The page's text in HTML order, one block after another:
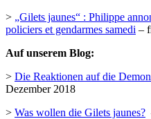
> „Gilets jaunes“ : Philippe
policiers et gendarmes samedi –
Auf unserem Blog:
> Die Reaktionen auf die
Dezember 2018
> Was wollen die Gilets jaunes?